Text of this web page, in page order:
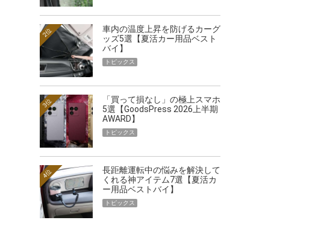
車内の温度上昇を防げるカーグ
ッズ5選【夏活カー用品ベスト
バイ】
2位
トピックス
「買って損なし」の極上スマホ
5選【GoodsPress 2026上半期
AWARD】
3位
トピックス
長距離運転中の悩みを解決して
くれる神アイテム7選【夏活カ
ー用品ベストバイ】
4位
トピックス